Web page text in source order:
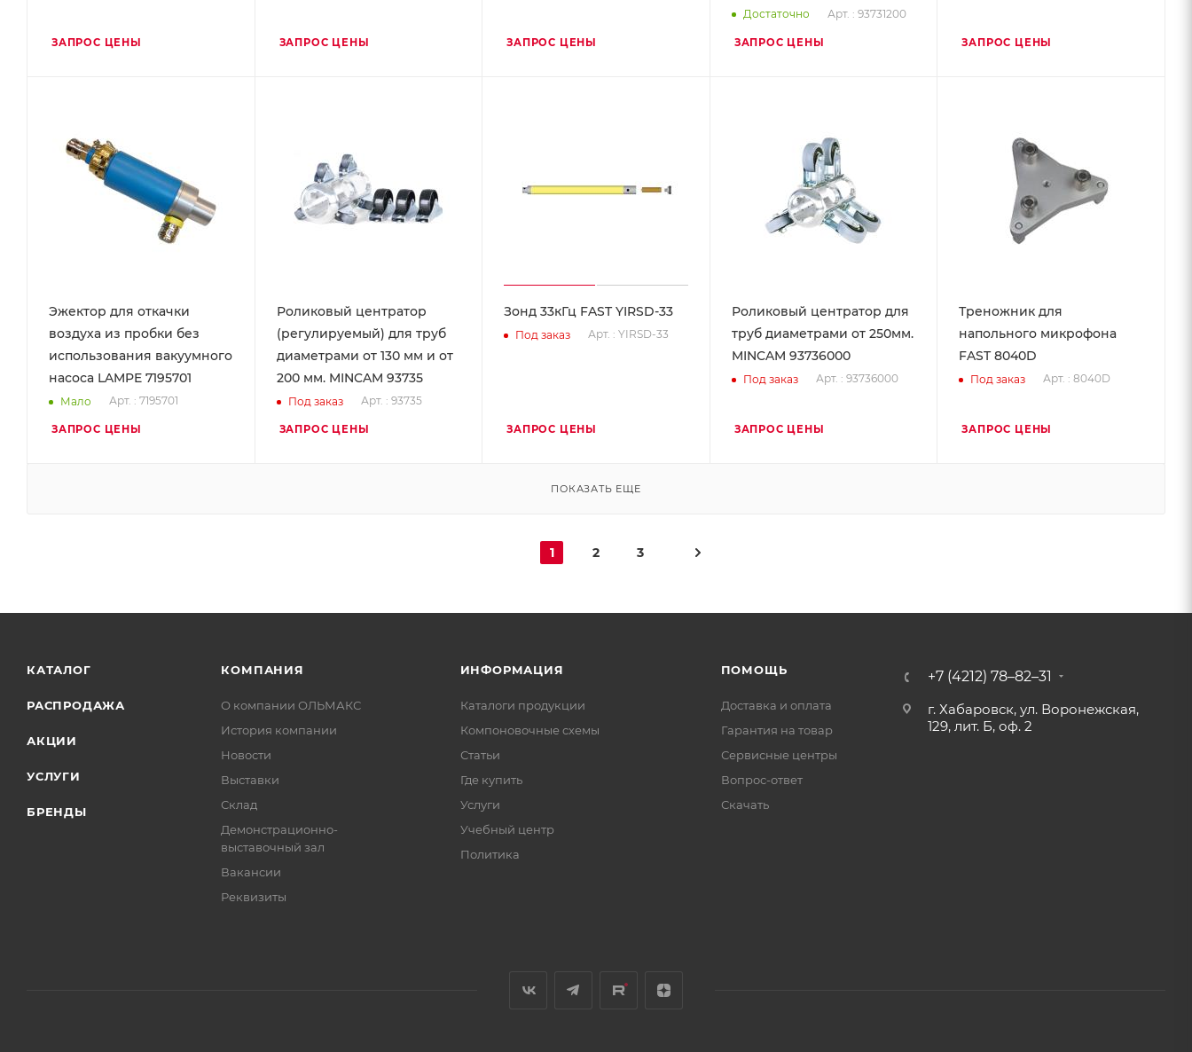
ЗАПРОС ЦЕНЫ ЗАПРОС ЦЕНЫ ЗАПРОС ЦЕНЫ
Достаточно Арт. : 93731200
ЗАПРОС ЦЕНЫ ЗАПРОС ЦЕНЫ
Эжектор для откачки
воздуха из пробки без
использования вакуумного
насоса LAMPE 7195701
Мало Арт. : 7195701
ЗАПРОС ЦЕНЫ
Роликовый центратор
(регулируемый) для труб
диаметрами от 130 мм и от
200 мм. MINCAM 93735
Под заказ Арт. : 93735
ЗАПРОС ЦЕНЫ
Зонд 33кГц FAST YIRSD-33
Под заказ Арт. : YIRSD-33
ЗАПРОС ЦЕНЫ
Роликовый центратор для
труб диаметрами от 250мм.
MINCAM 93736000
Под заказ Арт. : 93736000
ЗАПРОС ЦЕНЫ
Треножник для
напольного микрофона
FAST 8040D
Под заказ Арт. : 8040D
ЗАПРОС ЦЕНЫ
ПОКАЗАТЬ ЕЩЕ
1 2 3
КАТАЛОГ
РАСПРОДАЖА
АКЦИИ
УСЛУГИ
БРЕНДЫ
КОМПАНИЯ
О компании ОЛЬМАКС
История компании
Новости
Выставки
Склад
Демонстрационно-
выставочный зал
Вакансии
Реквизиты
ИНФОРМАЦИЯ
Каталоги продукции
Компоновочные схемы
Статьи
Где купить
Услуги
Учебный центр
Политика
ПОМОЩЬ
Доставка и оплата
Гарантия на товар
Сервисные центры
Вопрос-ответ
Скачать
+7 (4212) 78–82–31
г. Хабаровск, ул. Воронежская,
129, лит. Б, оф. 2